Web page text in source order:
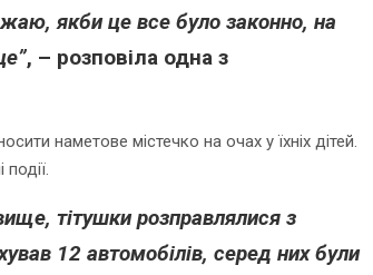
якби це все було законно, на
, – розповіла одна з
наметове містечко на очах у їхніх дітей.
тітушки розправлялися з
12 автомобілів, серед них були